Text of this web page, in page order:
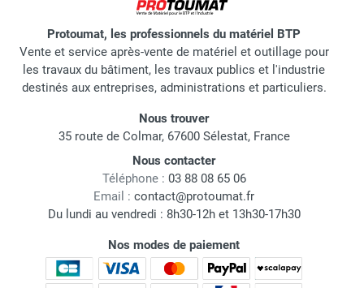
Protoumat, les professionnels du matériel BTP
Vente et service après-vente de matériel et outillage pour
les travaux du bâtiment, les travaux publics et l'industrie
destinés aux entreprises, administrations et particuliers.
Nous trouver
35 route de Colmar, 67600 Sélestat, France
Nous contacter
Téléphone : 03 88 08 65 06
Email : contact@protoumat.fr
Du lundi au vendredi : 8h30-12h et 13h30-17h30
Nos modes de paiement